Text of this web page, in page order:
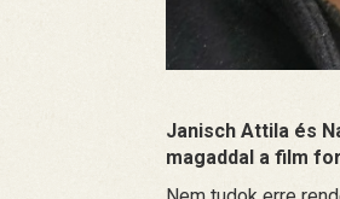
Janisch Attila és
magaddal a film